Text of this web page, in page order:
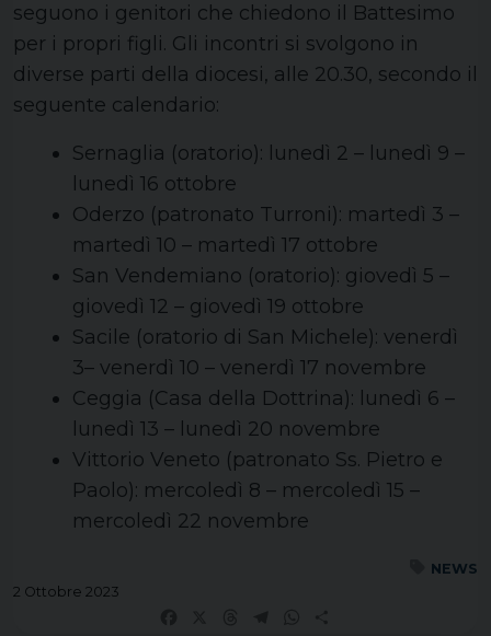
seguono i genitori che chiedono il Battesimo
per i propri figli. Gli incontri si svolgono in
diverse parti della diocesi, alle 20.30, secondo il
seguente calendario:
Sernaglia (oratorio): lunedì 2 – lunedì 9 –
lunedì 16 ottobre
Oderzo (patronato Turroni): martedì 3 –
martedì 10 – martedì 17 ottobre
San Vendemiano (oratorio): giovedì 5 –
giovedì 12 – giovedì 19 ottobre
Sacile (oratorio di San Michele): venerdì
3– venerdì 10 – venerdì 17 novembre
Ceggia (Casa della Dottrina): lunedì 6 –
lunedì 13 – lunedì 20 novembre
Vittorio Veneto (patronato Ss. Pietro e
Paolo): mercoledì 8 – mercoledì 15 –
mercoledì 22 novembre
NEWS
2 Ottobre 2023